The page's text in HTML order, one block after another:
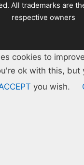
All trademarks are
respective owners
cookies to
ok with this,
you wish.